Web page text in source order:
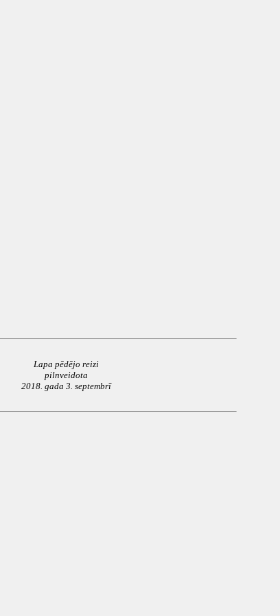
Lapa pēdējo reizi
pilnveidota
2018. gada 3. septembrī